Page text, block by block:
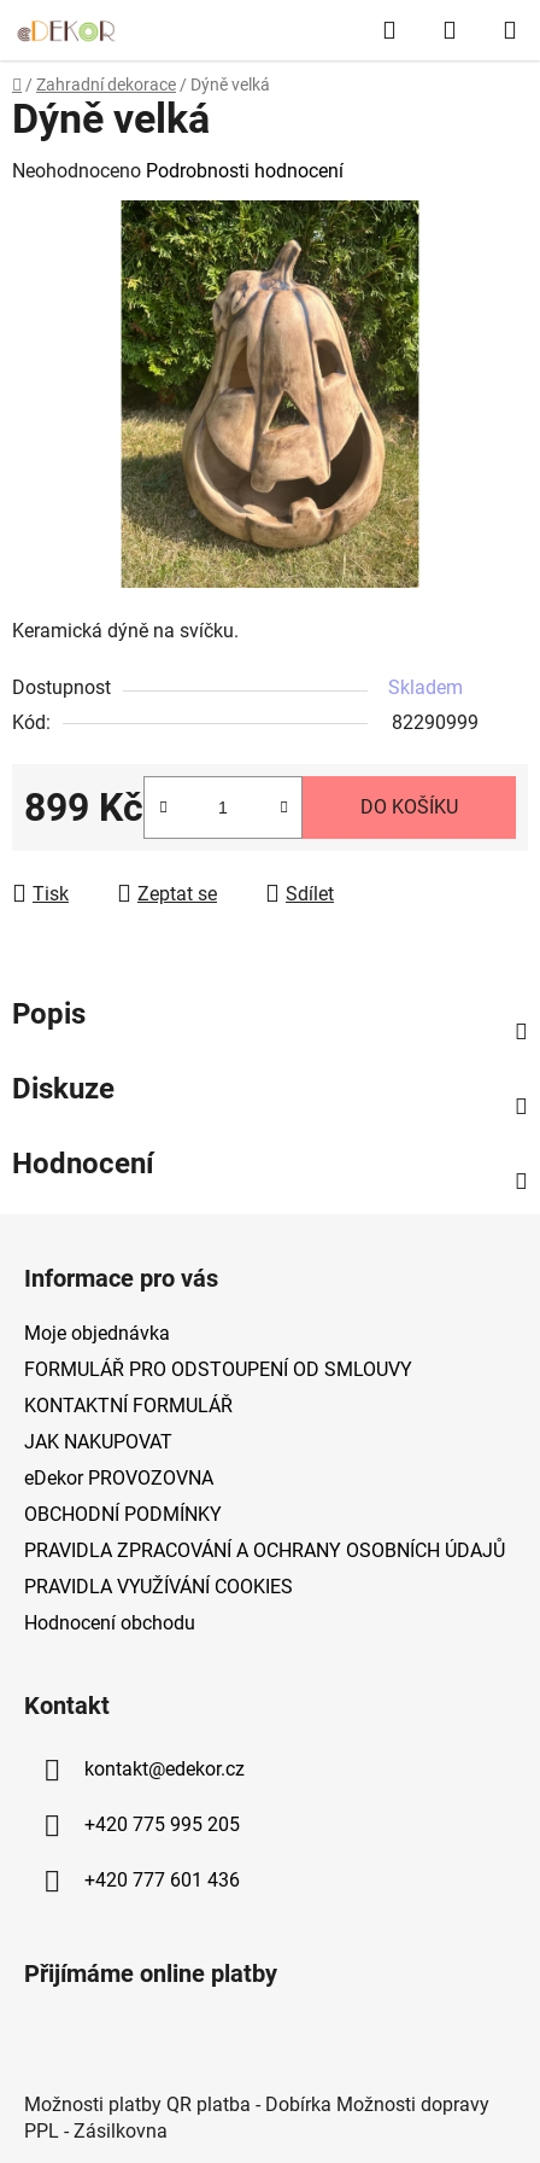
na
obsah
Hledat
KOŠÍK
Domů
/ Zahradní dekorace / Dýně velká
Keramická dýně na svíčku.
Dostupnost
Skladem
Kód:
82290999
899 Kč DO KOŠÍKU
Tisk Zeptat se Sdílet
Dýně velká
Průměrné
Neohodnoceno Podrobnosti hodnocení
Popis
Diskuze
Hodnocení
Informace pro vás
Moje objednávka
FORMULÁŘ PRO ODSTOUPENÍ OD SMLOUVY
KONTAKTNÍ FORMULÁŘ
JAK NAKUPOVAT
eDekor PROVOZOVNA
OBCHODNÍ PODMÍNKY
PRAVIDLA ZPRACOVÁNÍ A OCHRANY OSOBNÍCH ÚDAJŮ
PRAVIDLA VYUŽÍVÁNÍ COOKIES
Hodnocení obchodu
Kontakt
kontakt@edekor.cz
+420 775 995 205
+420 777 601 436
Přijímáme online platby
Možnosti platby QR platba - Dobírka Možnosti dopravy
PPL - Zásilkovna